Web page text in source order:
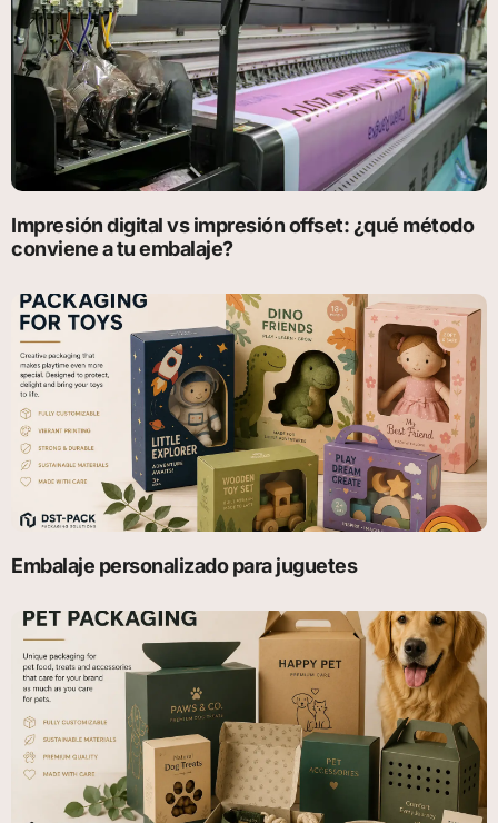
Impresión digital vs impresión offset: ¿qué método
conviene a tu embalaje?
Embalaje personalizado para juguetes